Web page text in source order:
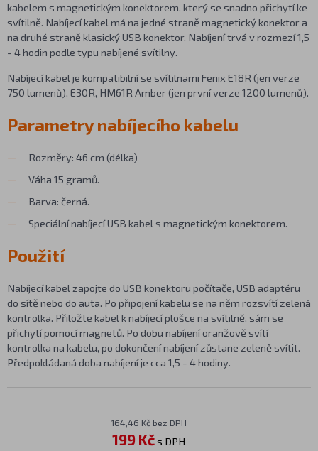
kabelem s magnetickým konektorem, který se snadno přichytí ke
svítilně. Nabíjecí kabel má na jedné straně magnetický konektor a
na druhé straně klasický USB konektor. Nabíjení trvá v rozmezí 1,5
- 4 hodin podle typu nabíjené svítilny.
Nabíjecí kabel je kompatibilní se svítilnami Fenix E18R (jen verze
750 lumenů), E30R, HM61R Amber (jen první verze 1200 lumenů).
Parametry nabíjecího kabelu
Rozměry: 46 cm (délka)
Váha 15 gramů.
Barva: černá.
Speciální nabíjecí USB kabel s magnetickým konektorem.
Použití
Nabíjecí kabel zapojte do USB konektoru počítače, USB adaptéru
do sítě nebo do auta. Po připojení kabelu se na něm rozsvítí zelená
kontrolka. Přiložte kabel k nabíjecí plošce na svítilně, sám se
přichytí pomocí magnetů. Po dobu nabíjení oranžově svítí
kontrolka na kabelu, po dokončení nabíjení zůstane zeleně svítit.
Předpokládaná doba nabíjení je cca 1,5 - 4 hodiny.
164,46 Kč bez DPH
199 Kčs DPH